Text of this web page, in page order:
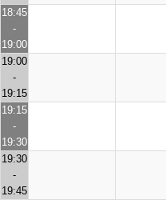
18:45
-
19:00
19:00
-
19:15
19:15
-
19:30
19:30
-
19:45